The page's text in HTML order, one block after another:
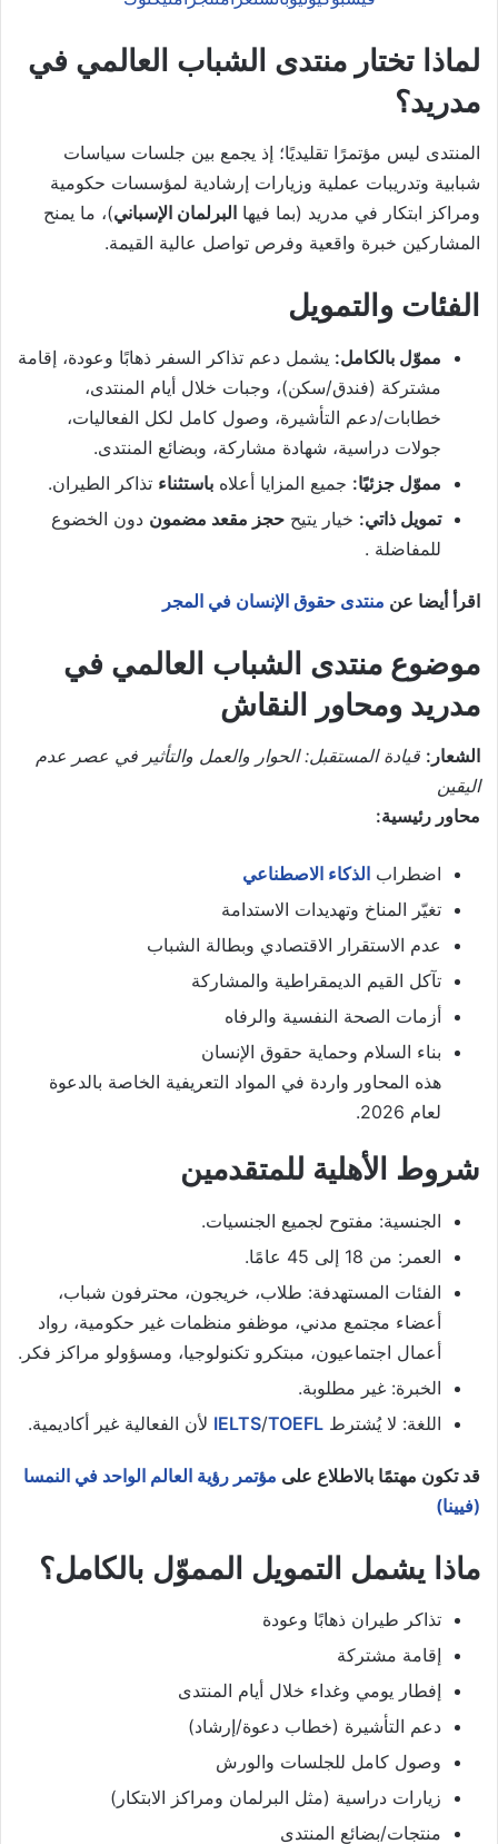
لماذا تختار منتدى الشباب العالمي في
مدريد؟
المنتدى ليس مؤتمرًا تقليديًا؛ إذ يجمع بين جلسات سياسات
شبابية وتدريبات عملية وزيارات إرشادية لمؤسسات حكومية
ومراكز ابتكار في مدريد (بما فيها البرلمان الإسباني)، ما يمنح
المشاركين خبرة واقعية وفرص تواصل عالية القيمة.
الفئات والتمويل
مموّل بالكامل: يشمل دعم تذاكر السفر ذهابًا وعودة، إقامة
مشتركة (فندق/سكن)، وجبات خلال أيام المنتدى،
خطابات/دعم التأشيرة، وصول كامل لكل الفعاليات،
جولات دراسية، شهادة مشاركة، وبضائع المنتدى.
مموّل جزئيًا: جميع المزايا أعلاه باستثناء تذاكر الطيران.
تمويل ذاتي: خيار يتيح حجز مقعد مضمون دون الخضوع
للمفاضلة .
اقرأ أيضا عن منتدى حقوق الإنسان في المجر
موضوع منتدى الشباب العالمي في
مدريد ومحاور النقاش
الشعار: قيادة المستقبل: الحوار والعمل والتأثير في عصر عدم
اليقين
محاور رئيسية:
اضطراب الذكاء الاصطناعي
تغيّر المناخ وتهديدات الاستدامة
عدم الاستقرار الاقتصادي وبطالة الشباب
تآكل القيم الديمقراطية والمشاركة
أزمات الصحة النفسية والرفاه
بناء السلام وحماية حقوق الإنسان
هذه المحاور واردة في المواد التعريفية الخاصة بالدعوة
لعام 2026.
شروط الأهلية للمتقدمين
الجنسية: مفتوح لجميع الجنسيات.
العمر: من 18 إلى 45 عامًا.
الفئات المستهدفة: طلاب، خريجون، محترفون شباب،
أعضاء مجتمع مدني، موظفو منظمات غير حكومية، رواد
أعمال اجتماعيون، مبتكرو تكنولوجيا، ومسؤولو مراكز فكر.
الخبرة: غير مطلوبة.
اللغة: لا يُشترط
IELTS/TOEFL لأن الفعالية غير أكاديمية.
قد تكون مهتمًا بالاطلاع على مؤتمر رؤية العالم الواحد في النمسا
(فيينا)
ماذا يشمل التمويل المموّل بالكامل؟
تذاكر طيران ذهابًا وعودة
إقامة مشتركة
إفطار يومي وغداء خلال أيام المنتدى
دعم التأشيرة (خطاب دعوة/إرشاد)
وصول كامل للجلسات والورش
زيارات دراسية (مثل البرلمان ومراكز الابتكار)
منتجات/بضائع المنتدى